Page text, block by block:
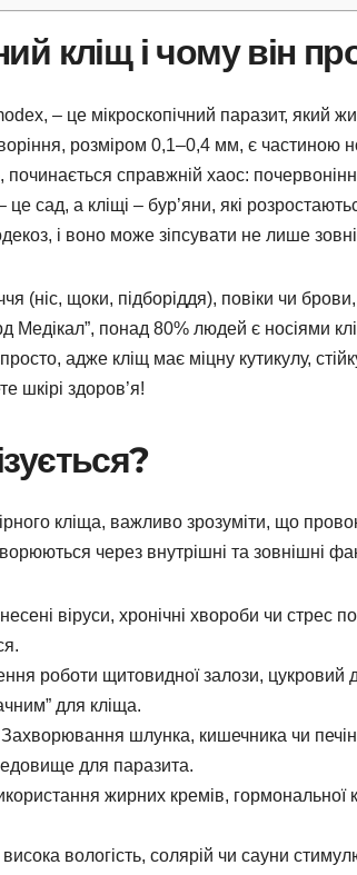
кліщ і чому він
– це мікроскопічний паразит, який
розміром 0,1–0,4 мм, є частиною
справжній хаос:
сад, а кліщі – бур’яни, які
і воно може зіпсувати не лише
(ніс, щоки, підборіддя), повіки чи
Медікал”, понад 80% людей є носіями
адже кліщ має міцну кутикулу,
шкірі здоров’я!
кліща, важливо зрозуміти, що
через внутрішні та зовнішні
віруси, хронічні хвороби чи стрес
роботи щитовидної залози, цукровий
для кліща.
Захворювання шлунка, кишечника чи
для паразита.
жирних кремів, гормональної
вологість, солярій чи сауни